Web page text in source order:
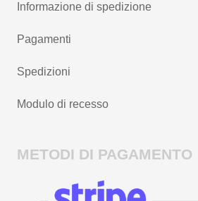
Informazione di spedizione
Pagamenti
Spedizioni
Modulo di recesso
METODI DI PAGAMENTO